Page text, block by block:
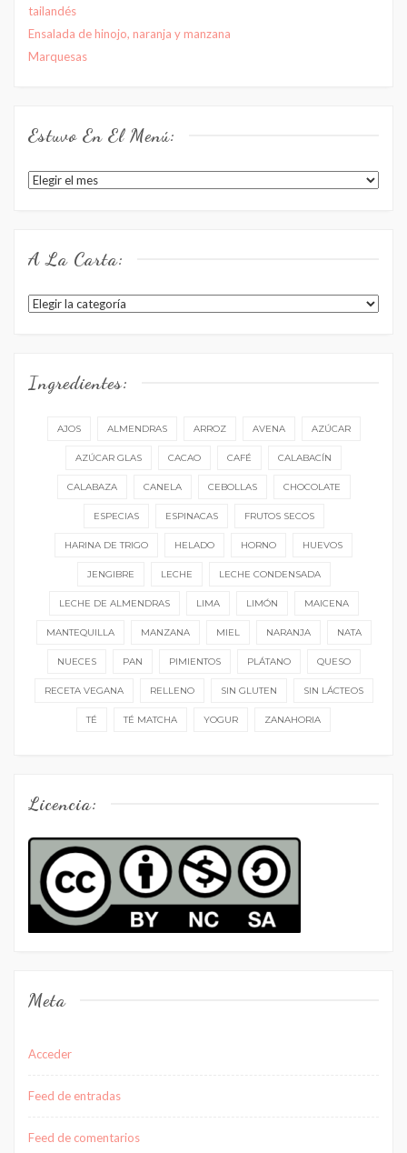
tailandés
Ensalada de hinojo, naranja y manzana
Marquesas
Estuvo En El Menú:
Estuvo
A La Carta:
A
Ingredientes:
AJOS ALMENDRAS ARROZ AVENA AZÚCAR
AZÚCAR GLAS CACAO CAFÉ CALABACÍN
CALABAZA CANELA CEBOLLAS CHOCOLATE
ESPECIAS ESPINACAS FRUTOS SECOS
HARINA DE TRIGO HELADO HORNO HUEVOS
JENGIBRE LECHE LECHE CONDENSADA
LECHE DE ALMENDRAS LIMA LIMÓN MAICENA
MANTEQUILLA MANZANA MIEL NARANJA NATA
NUECES PAN PIMIENTOS PLÁTANO QUESO
RECETA VEGANA RELLENO SIN GLUTEN SIN LÁCTEOS
TÉ TÉ MATCHA YOGUR ZANAHORIA
Licencia:
Meta
Acceder
Feed de entradas
Feed de comentarios